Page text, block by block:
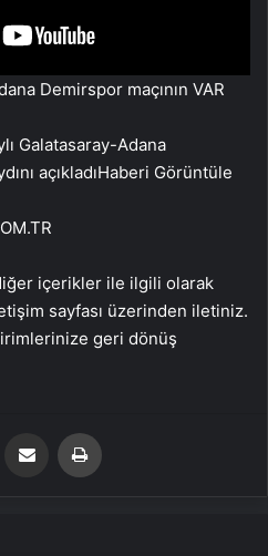
Galatasaray-Adana
açıkladıHaberi Görüntüle
içerikler ile ilgili olarak
sayfası üzerinden iletiniz.
geri dönüş
Email'den paylaş